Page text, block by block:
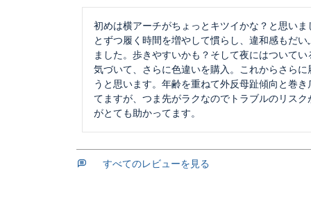
初めは横アーチがちょっとキツイかな？と思い
とずつ履く時間を増やして慣らし、違和感もだ
ました。歩きやすいかも？そして夜にはついて
気づいて、さらに色違いを購入。これからさら
うと思います。年齢を重ねて外反母趾傾向と巻
てますが、つま先がラクなのでトラブルのリス
がとても助かってます。
すべてのレビューを見る